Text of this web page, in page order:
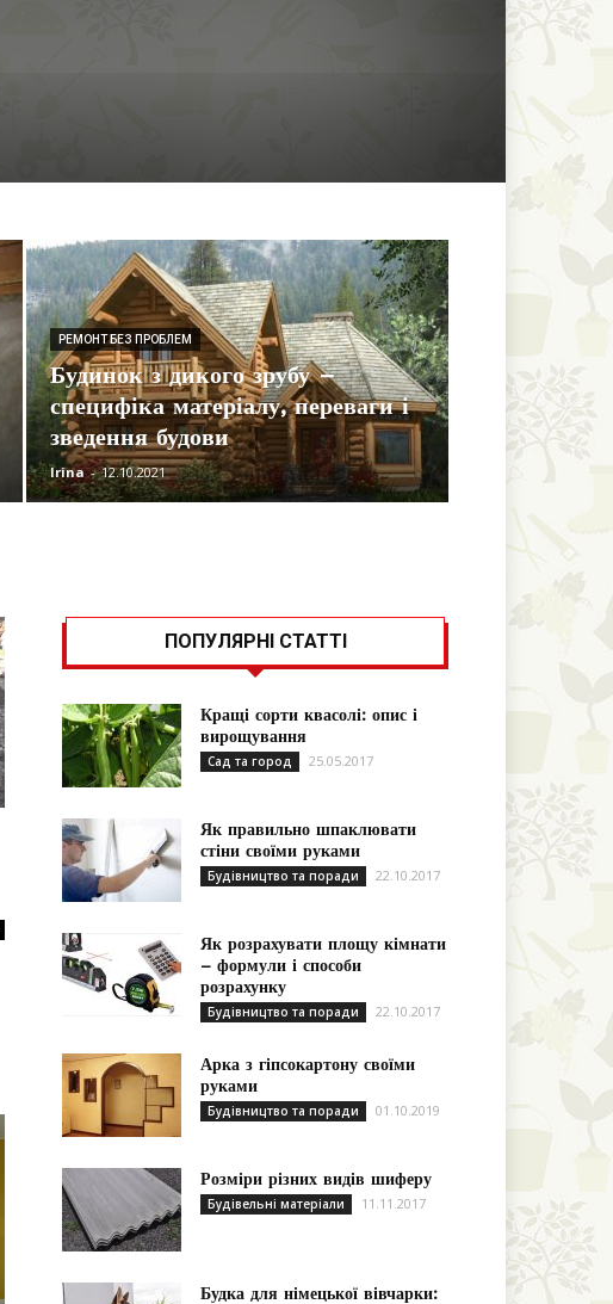
РЕМОНТ БЕЗ ПРОБЛЕМ
Будинок з дикого зрубу –
специфіка матеріалу, переваги і
зведення будови
Irina - 12.10.2021
ПОПУЛЯРНІ СТАТТІ
Кращі сорти квасолі: опис і
вирощування
Сад та город 25.05.2017
Як правильно шпаклювати
стіни своїми руками
Будівництво та поради 22.10.2017
Як розрахувати площу кімнати
– формули і способи
розрахунку
Будівництво та поради 22.10.2017
Арка з гіпсокартону своїми
руками
Будівництво та поради 01.10.2019
Розміри різних видів шиферу
Будівельні матеріали 11.11.2017
Будка для німецької вівчарки: